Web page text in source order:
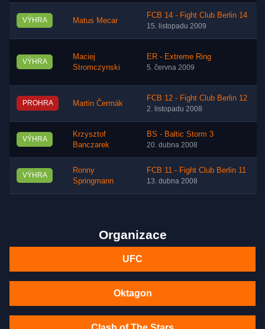
VÝHRA Matus Mecar
FCB 14 - Fight Club Berlin 14
15. listopadu 2009
VÝHRA
Maciej
Stromczynski
ER - Extreme Ring
5. června 2009
PROHRA Martin Čermák
FCB 12 - Fight Club Berlin 12
2. listopadu 2008
VÝHRA
Krzysztof
Banczarek
BS - Baltic Storm 3
20. dubna 2008
VÝHRA
Ronny
Springmann
FCB 11 - Fight Club Berlin 11
13. dubna 2008
Organizace
UFC
Oktagon